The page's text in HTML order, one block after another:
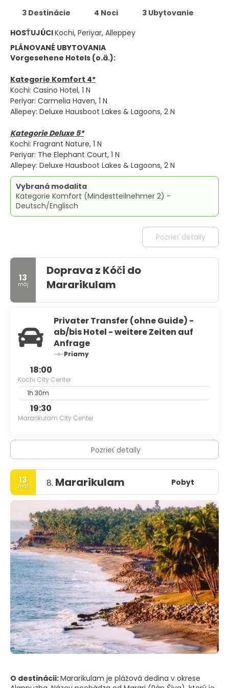
3 Destinácie 4 Noci
3 Ubytovanie
HOSŤUJÚCIKochi, Periyar, Alleppey
PLÁNOVANÉ UBYTOVANIA
Vorgesehene Hotels (o.ä.):
Kategorie Komfort 4*
Kochi: Casino Hotel, 1 N
Periyar: Carmelia Haven, 1 N
Allepey: Deluxe Hausboot Lakes & Lagoons, 2 N
Kategorie Deluxe 5*
Kochi: Fragrant Nature, 1 N
Periyar: The Elephant Court, 1 N
Allepey: Deluxe Hausboot Lakes & Lagoons, 2 N
Vybraná modalita
Kategorie Komfort (Mindestteilnehmer 2) -
Deutsch/Englisch
Pozrieť detaily
13
máj
Doprava z Kóči do
Mararikulam
Privater Transfer (ohne Guide) -
ab/bis Hotel - weitere Zeiten auf
Anfrage
Priamy
18:00
Kochi City Center
1h 30m
19:30
Mararikulam City Center
Pozrieť detaily
13
máj 8. Mararikulam Pobyt
O destinácii:Mararikulam je plážová dedina v okrese